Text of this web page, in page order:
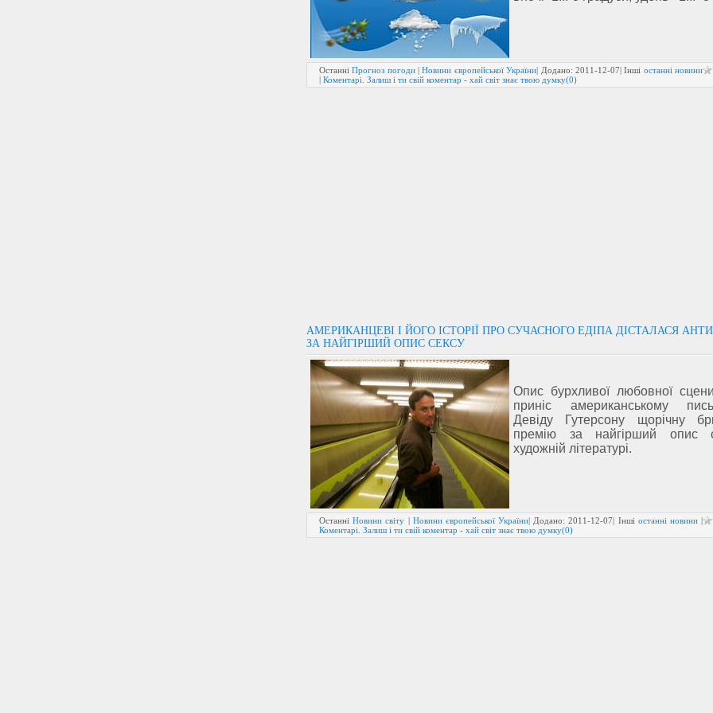
ОстанніПрогноз погоди|Новини європейської України| Додано: 2011-12-07| Інші останні новини
| Коментарі. Залиш і ти свій коментар - хай світ знає твою думку(0)
АМЕРИКАНЦЕВІ І ЙОГО ІСТОРІЇ ПРО СУЧАСНОГО ЕДІПА ДІСТАЛАСЯ
ЗА НАЙГІРШИЙ ОПИС СЕКСУ
Опис бурхливої любовної
приніс американському
Девіду Гутерсону щорічну
премію за найгірший опис
художній літературі.
ОстанніНовини світу | Новини європейської України| Додано:2011-12-07| Інші останні новини|
Коментарі. Залиш і ти свій коментар - хай світ знає твою думку(0)